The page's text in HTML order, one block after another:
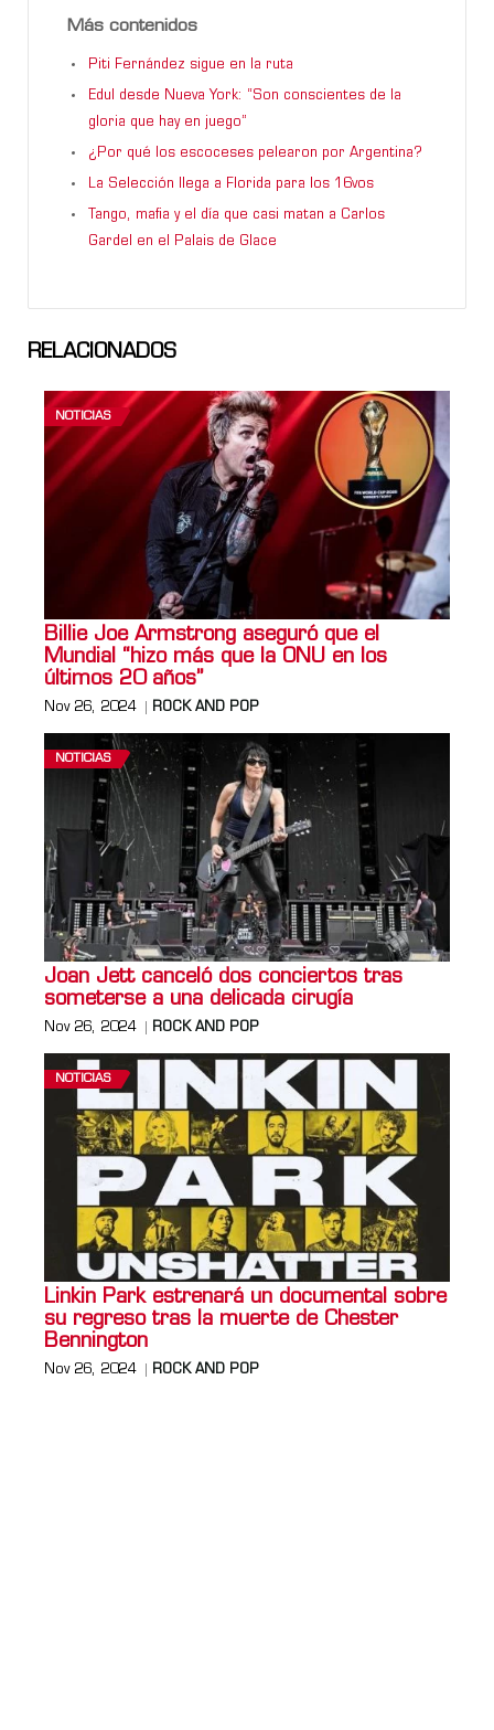
Más contenidos
Piti Fernández sigue en la ruta
Edul desde Nueva York: “Son conscientes de la
gloria que hay en juego”
¿Por qué los escoceses pelearon por Argentina?
La Selección llega a Florida para los 16vos
Tango, mafia y el día que casi matan a Carlos
Gardel en el Palais de Glace
RELACIONADOS
NOTICIAS
Billie Joe Armstrong aseguró que el
Mundial “hizo más que la ONU en los
últimos 20 años”
Nov 26, 2024 ROCK AND POP
NOTICIAS
Joan Jett canceló dos conciertos tras
someterse a una delicada cirugía
Nov 26, 2024 ROCK AND POP
NOTICIAS
Linkin Park estrenará un documental sobre
su regreso tras la muerte de Chester
Bennington
Nov 26, 2024 ROCK AND POP